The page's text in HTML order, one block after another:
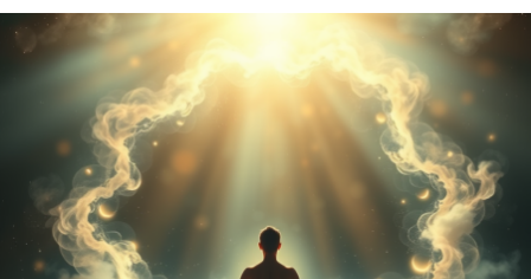
fænomenerne
dit
sind